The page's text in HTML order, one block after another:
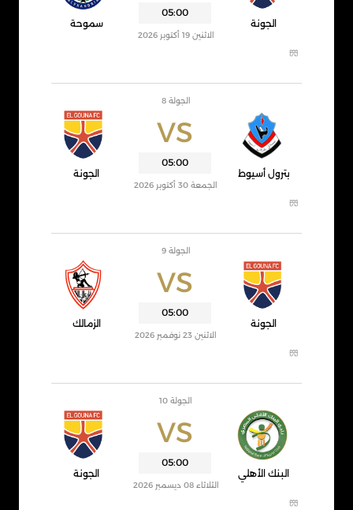
الجونة
05:00
الاثنين 19 أكتوبر 2026
سموحة
VS
بترول أسيوط
05:00
الجولة 8
الجمعة 30 أكتوبر 2026
الجونة
VS
الجونة
05:00
الجولة 9
الاثنين 23 نوفمبر 2026
الزمالك
VS
البنك الأهلي
05:00
الجولة 10
الثلاثاء 08 ديسمبر 2026
الجونة